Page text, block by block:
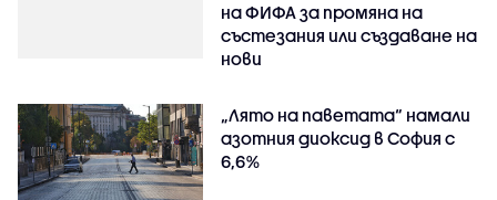
на ФИФА за промяна на
състезания или създаване на
нови
„Лято на паветата“ намали
азотния диоксид в София с
6,6%